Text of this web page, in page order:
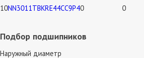
10NN3011TBKRE44CC9P40 0
Подбор подшипников
Наружный диаметр